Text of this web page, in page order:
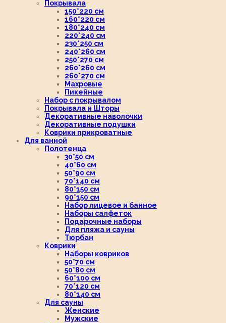
Покрывала
150*220 см
160*220 см
180*240 см
220*240 см
230*250 см
240*260 см
250*270 см
260*260 см
260*270 см
Махровые
Пикейные
Набор с покрывалом
Покрывала и Шторы
Декоративные наволочки
Декоративные подушки
Коврики прикроватные
Для ванной
Полотенца
30*50 см
40*60 см
50*90 см
70*140 см
80*150 см
90*150 см
Набор лицевое и банное
Наборы салфеток
Подарочные наборы
Для пляжа и сауны
Тюрбан
Коврики
Наборы ковриков
50*70 см
50*80 см
60*100 см
70*120 см
80*140 см
Для сауны
Женские
Мужские